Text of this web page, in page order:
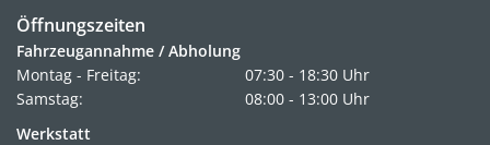
Öffnungszeiten
Fahrzeugannahme / Abholung
Montag - Freitag:
07:30 - 18:30 Uhr
Samstag:
08:00 - 13:00 Uhr
Werkstatt